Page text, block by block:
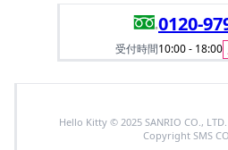
0120-
受付時間10:00 - 18:00
Hello Kitty © 2025 SANRIO CO.,
Copyright SMS